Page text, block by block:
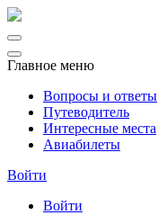
Главное меню
Вопросы и ответы
Путеводитель
Интересные места
Авиабилеты
Войти
Войти